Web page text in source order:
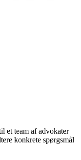
et team af advokater
konkrete spørgsmål